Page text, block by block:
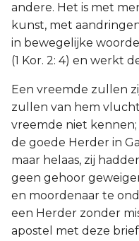
andere. Het is met
kunst, met
in bewegelijke
(1 Kor. 2: 4) en werkt
Een vreemde zullen
zullen van hem
vreemde niet
de goede Herder in
maar helaas, zij
geen gehoor
en moordenaar te
een Herder zonder
apostel met deze